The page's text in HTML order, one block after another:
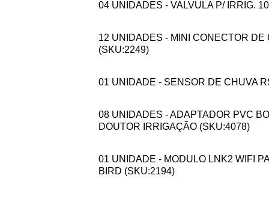
04 UNIDADES - VALVULA P/ IRRIG.
12 UNIDADES - MINI CONECTOR
(SKU:2249)
01 UNIDADE - SENSOR DE CHUVA
08 UNIDADES - ADAPTADOR PVC
DOUTOR IRRIGAÇÃO (SKU:4078)
01 UNIDADE - MODULO LNK2 WIFI
BIRD (SKU:2194)